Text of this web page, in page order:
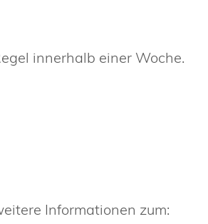
innerhalb einer Woche.
Informationen zum: